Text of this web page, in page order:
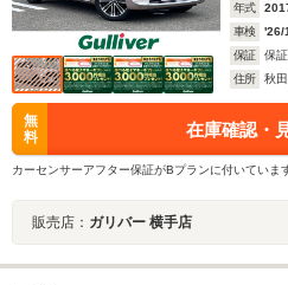
年式
車検
'26/
保証
保
住所
秋
無
料
在庫確認・
カーセンサーアフター保証がBプランに付いていま
販売店： ガリバー 横手店